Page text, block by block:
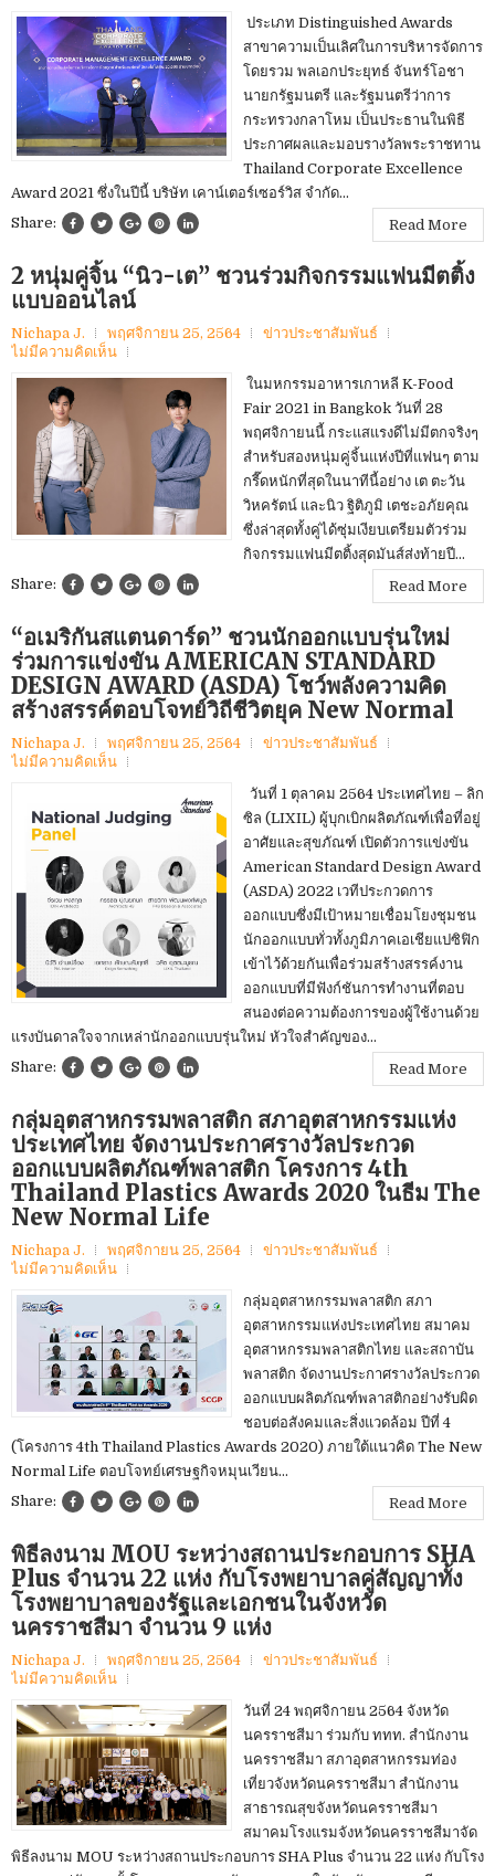
ประเภท Distinguished Awards
สาขาความเป็นเลิศในการบริหารจัดการ
โดยรวม พลเอกประยุทธ์ จันทร์โอชา
นายกรัฐมนตรี และรัฐมนตรีว่าการ
กระทรวงกลาโหม เป็นประธานในพิธี
ประกาศผลและมอบรางวัลพระราชทาน
Thailand Corporate Excellence
Award 2021 ซึ่งในปีนี้ บริษัท เคาน์เตอร์เซอร์วิส จำกัด...
Share:
Read More
2 หนุ่มคู่จิ้น “นิว-เต” ชวนร่วมกิจกรรมแฟนมีตติ้ง
แบบออนไลน์
Nichapa J. พฤศจิกายน 25, 2564
ข่าวประชาสัมพันธ์
ไม่มีความคิดเห็น
ในมหกรรมอาหารเกาหลี K-Food
Fair 2021 in Bangkok วันที่ 28
พฤศจิกายนนี้ กระแสแรงดีไม่มีตกจริงๆ
สำหรับสองหนุ่มคู่จิ้นแห่งปีที่แฟนๆ ตาม
กรี๊ดหนักที่สุดในนาทีนี้อย่าง เต ตะวัน
วิหครัตน์ และนิว ฐิติภูมิ เตชะอภัยคุณ
ซึ่งล่าสุดทั้งคู่ได้ซุ่มเงียบเตรียมตัวร่วม
กิจกรรมแฟนมีตติ้งสุดมันส์ส่งท้ายปี...
Share:
Read More
“อเมริกันสแตนดาร์ด” ชวนนักออกแบบรุ่นใหม่
ร่วมการแข่งขัน AMERICAN STANDARD
DESIGN AWARD (ASDA) โชว์พลังความคิด
สร้างสรรค์ตอบโจทย์วิถีชีวิตยุค New Normal
Nichapa J. พฤศจิกายน 25, 2564
ข่าวประชาสัมพันธ์
ไม่มีความคิดเห็น
วันที่ 1 ตุลาคม 2564 ประเทศไทย – ลิก
ซิล (LIXIL) ผู้บุกเบิกผลิตภัณฑ์เพื่อที่อยู่
อาศัยและสุขภัณฑ์ เปิดตัวการแข่งขัน
American Standard Design Award
(ASDA) 2022 เวทีประกวดการ
ออกแบบซึ่งมีเป้าหมายเชื่อมโยงชุมชน
นักออกแบบทั่วทั้งภูมิภาคเอเชียแปซิฟิก
เข้าไว้ด้วยกันเพื่อร่วมสร้างสรรค์งาน
ออกแบบที่มีฟังก์ชันการทำงานที่ตอบ
สนองต่อความต้องการของผู้ใช้งานด้วย
แรงบันดาลใจจากเหล่านักออกแบบรุ่นใหม่ หัวใจสำคัญของ...
Share:
Read More
กลุ่มอุตสาหกรรมพลาสติก สภาอุตสาหกรรมแห่ง
ประเทศไทย จัดงานประกาศรางวัลประกวด
ออกแบบผลิตภัณฑ์พลาสติก โครงการ 4th
Thailand Plastics Awards 2020 ในธีม The
New Normal Life
Nichapa J. พฤศจิกายน 25, 2564
ข่าวประชาสัมพันธ์
ไม่มีความคิดเห็น
กลุ่มอุตสาหกรรมพลาสติก สภา
อุตสาหกรรมแห่งประเทศไทย สมาคม
อุตสาหกรรมพลาสติกไทย และสถาบัน
พลาสติก จัดงานประกาศรางวัลประกวด
ออกแบบผลิตภัณฑ์พลาสติกอย่างรับผิด
ชอบต่อสังคมและสิ่งแวดล้อม ปีที่ 4
(โครงการ 4th Thailand Plastics Awards 2020) ภายใต้แนวคิด The New
Normal Life ตอบโจทย์เศรษฐกิจหมุนเวียน...
Share:
Read More
พิธีลงนาม MOU ระหว่างสถานประกอบการ SHA
Plus จำนวน 22 แห่ง กับโรงพยาบาลคู่สัญญาทั้ง
โรงพยาบาลของรัฐและเอกชนในจังหวัด
นครราชสีมา จำนวน 9 แห่ง
Nichapa J. พฤศจิกายน 25, 2564
ข่าวประชา​สัมพันธ์​
ไม่มีความคิดเห็น
วันที่ 24 พฤศจิกายน 2564 จังหวัด
นครราชสีมา ร่วมกับ ททท. สำนักงาน
นครราชสีมา สภาอุตสาหกรรมท่อง
เที่ยวจังหวัดนครราชสีมา สำนักงาน
สาธารณสุขจังหวัดนครราชสีมา
สมาคมโรงแรมจังหวัดนครราชสีมาจัด
พิธีลงนาม MOU ระหว่างสถานประกอบการ SHA Plus จำนวน 22 แห่ง กับโรง